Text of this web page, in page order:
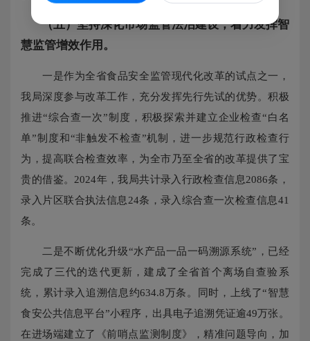
（五）坚持深化市场监管法治建设，着力发挥智
慧监管增效作用。
一是作为全省食品安全监管现代化改革的试点之一，
我局深度参与改革工作，充分发挥先行先试的优势。积极
推进“综合查一次”制度，积极探索并建立企业检查“白名
单”制度和“非触发不检查”机制，进一步规范行政检查行
为，提高联合检查效率，为全市乃至全省的改革提供了宝
贵的借鉴。2024年，我局共计录入行政检查信息2086条，
录入片区联合执法信息24条，录入综合查一次检查信息41
条。
二是不断优化升级“水产品一品一码溯源系统”，已经
完成了三代的迭代更新，建成了全省首个离场自查验系
统，累计录入追溯信息约634.8万条。同时，上线了“智慧
食安公共信息平台”小程序，出具电子追溯凭证逾49万张。
在进场端建立了《前哨点监测制度》，精准问题导向，加